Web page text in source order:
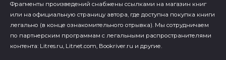
Фрагменты произведений cнабжены ссылками на магазин книг
или на официальную страницу автора, где доступна покупка книги
легально (в конце ознакомительного отрывка). Мы сотрудничаем
по партнерским программам с легальными распространителями
контента: Litres.ru, Litnet.com, Bookriver.ru и другие.